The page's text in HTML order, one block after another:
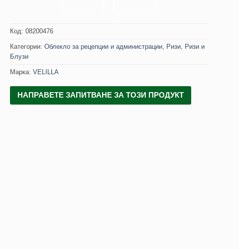
Код: 08200476
Категории: Облекло за рецепции и администрации Ризи
Ризи и
Блузи
Марка: VELILLA
НАПРАВЕТЕ ЗАПИТВАНЕ ЗА ТОЗИ ПРОДУКТ